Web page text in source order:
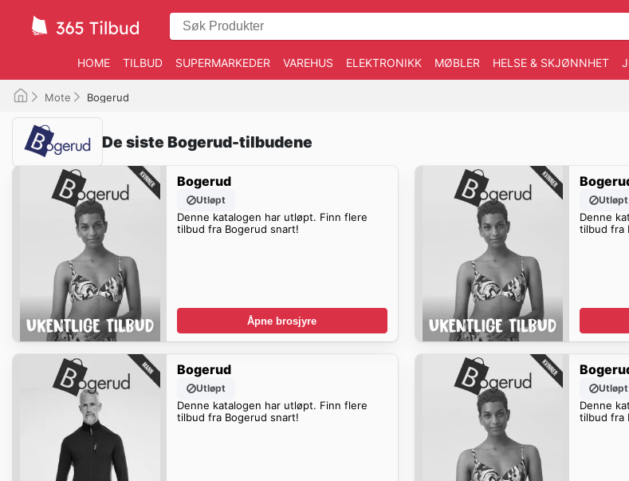
HOME TILBUD SUPERMARKEDER VAREHUS ELEKTRONIKK MØBLER HELSE & SKJØNNHET
Mote Bogerud
De siste Bogerud-tilbudene
Bogerud
Utløpt
Denne katalogen har utløpt. Finn flere
tilbud fra Bogerud snart!
Åpne brosjyre
Utløpt
Denne
tilbud fra
Bogerud
Utløpt
Denne katalogen har utløpt. Finn flere
tilbud fra Bogerud snart!
Utløpt
Denne
tilbud fra